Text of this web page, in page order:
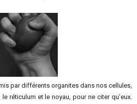
par différents organites dans nos cellules,
réticulum et le noyau, pour ne citer qu’eux.